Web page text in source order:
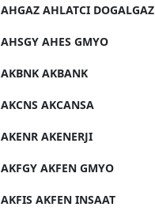
AHGAZ AHLATCI DOGALGAZ
AHSGY AHES GMYO
AKBNK AKBANK
AKCNS AKCANSA
AKENR AKENERJI
AKFGY AKFEN GMYO
AKFIS AKFEN INSAAT